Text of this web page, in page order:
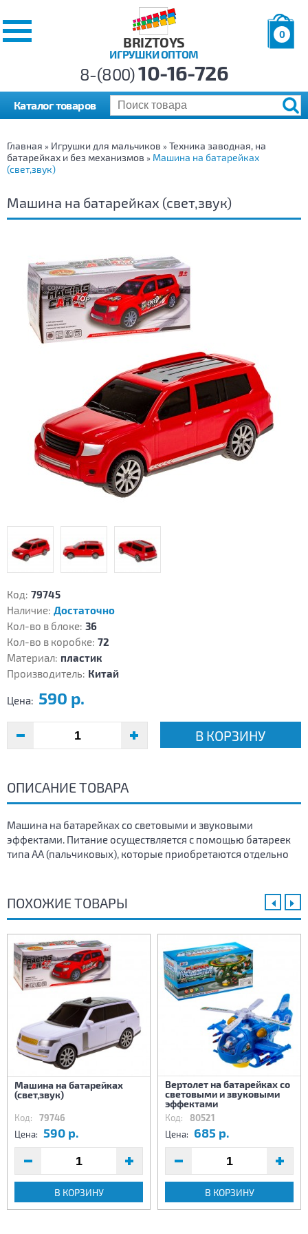
BRIZTOYS
ИГРУШКИ ОПТОМ
0
р.
8-(800)10-16-726
Каталог товаров
Главная » Игрушки для мальчиков » Техника заводная, на
батарейках и без механизмов » Машина на батарейках
(свет,звук)
Машина на батарейках (свет,звук)
Код: 79745
Наличие: Достаточно
Кол-во в блоке: 36
Кол-во в коробке: 72
Материал: пластик
Производитель: Китай
Цена: 590 р.
В КОРЗИНУ
ОПИСАНИЕ ТОВАРА
Машина на батарейках со световыми и звуковыми
эффектами. Питание осуществляется с помощью батареек
типа АА (пальчиковых), которые приобретаются отдельно
ПОХОЖИЕ ТОВАРЫ
Машина на батарейках
(свет,звук)
Код: 79746
Цена: 590 р.
В КОРЗИНУ
Вертолет на батарейках со
световыми и звуковыми
эффектами
Код: 80521
Цена: 685 р.
В КОРЗИНУ